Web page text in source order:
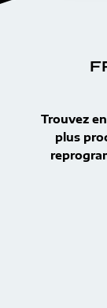
Trouvez
plus